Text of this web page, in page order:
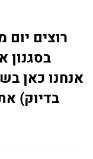
רוצים
בסגנון
אנחנו כאן
בדיוק)